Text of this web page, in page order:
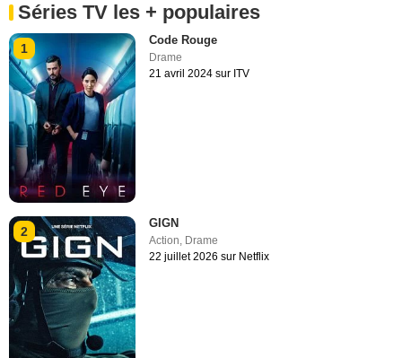
Séries TV les + populaires
1
Code Rouge
Drame
21 avril 2024 sur ITV
2
GIGN
Action Drame
22 juillet 2026 sur Netflix